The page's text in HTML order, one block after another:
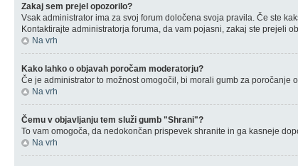
Zakaj sem prejel opozorilo?
Vsak administrator ima za svoj forum določena svoja pravila. Če ste
Kontaktirajte administratorja foruma, da vam pojasni, zakaj ste prejeli
Na vrh
Kako lahko o objavah poročam moderatorju?
Če je administrator to možnost omogočil, bi morali gumb za poročanje
Na vrh
Čemu v objavljanju tem služi gumb "Shrani"?
To vam omogoča, da nedokončan prispevek shranite in ga kasneje
Na vrh